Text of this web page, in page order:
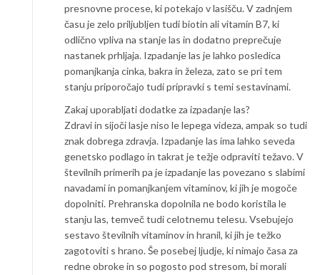
presnovne procese, ki potekajo v lasišču. V zadnjem
času je zelo priljubljen tudi biotin ali vitamin B7, ki
odlično vpliva na stanje las in dodatno preprečuje
nastanek prhljaja. Izpadanje las je lahko posledica
pomanjkanja cinka, bakra in železa, zato se pri tem
stanju priporočajo tudi pripravki s temi sestavinami.
Zakaj uporabljati dodatke za izpadanje las?
Zdravi in sijoči lasje niso le lepega videza, ampak so tudi
znak dobrega zdravja. Izpadanje las ima lahko seveda
genetsko podlago in takrat je težje odpraviti težavo. V
številnih primerih pa je izpadanje las povezano s slabimi
navadami in pomanjkanjem vitaminov, ki jih je mogoče
dopolniti. Prehranska dopolnila ne bodo koristila le
stanju las, temveč tudi celotnemu telesu. Vsebujejo
sestavo številnih vitaminov in hranil, ki jih je težko
zagotoviti s hrano. Še posebej ljudje, ki nimajo časa za
redne obroke in so pogosto pod stresom, bi morali